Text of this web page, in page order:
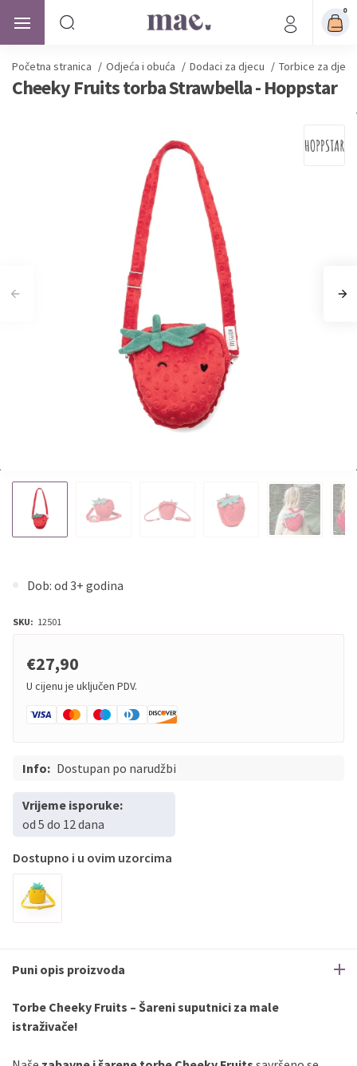
0
Početna stranica / Odjeća i obuća / Dodaci za djecu / Torbice za
Cheeky Fruits torba Strawbella - Hoppstar
Dob: od 3+ godina
SKU: 12501
€27,90
U cijenu je uključen PDV.
Info: Dostupan po narudžbi
Vrijeme isporuke:
od 5 do 12 dana
Dostupno i u ovim uzorcima
Puni opis proizvoda
Torbe Cheeky Fruits – Šareni suputnici za male
istraživače!